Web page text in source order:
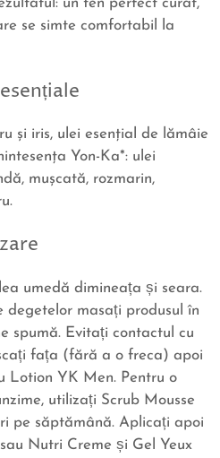
se simte comfortabil la
şi iris, ulei esenţial de lămâie
Yon-Ka*: ulei
muşcată, rozmarin,
umedă dimineața și seara.
degetelor masați produsul în
spumă. Evitați contactul cu
fața (fără a o freca) apoi
Lotion YK Men. Pentru o
utilizați Scrub Mousse
pe săptămână. Aplicați apoi
Nutri Creme și Gel Yeux